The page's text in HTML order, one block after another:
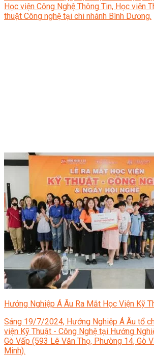
Học viện Công Nghệ Thông Tin, Học viện
thuật Công nghệ tại chi nhánh Bình Dương.
Hướng Nghiệp Á Âu Ra Mắt Học Viện Kỹ
Sáng 19/7/2024, Hướng Nghiệp Á Âu tổ
viện Kỹ Thuật - Công Nghệ tại Hướng
Gò Vấp (593 Lê Văn Thọ, Phường 14, Gò
Minh).